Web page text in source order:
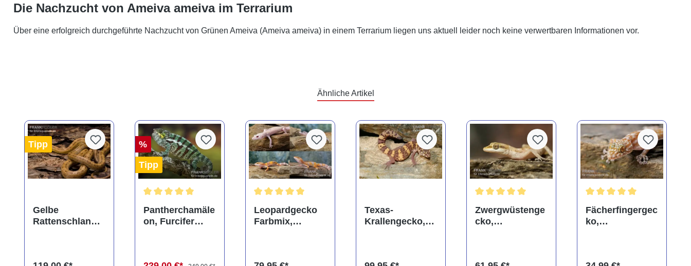
Die Nachzucht von Ameiva ameiva im Terrarium
Über eine erfolgreich durchgeführte Nachzucht von Grünen Ameiva (Ameiva ameiva) in einem Terrarium liegen uns aktuell leider noch keine verwertbaren Informationen vor.
Ähnliche Artikel
Tipp
Gelbe
Rattenschlange,
%
Tipp
Pantherchamäle
on, Furcifer
Leopardgecko
Farbmix,
Texas-
Krallengecko,
Zwergwüstenge
cko,
Fächerfingergec
ko,